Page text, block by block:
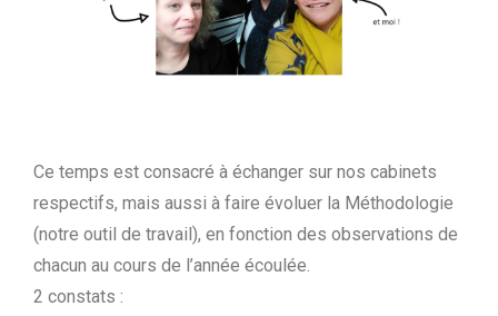
Ce temps est consacré à échanger sur nos cabinets
respectifs, mais aussi à faire évoluer la Méthodologie
(notre outil de travail), en fonction des observations de
chacun au cours de l’année écoulée.
2 constats :